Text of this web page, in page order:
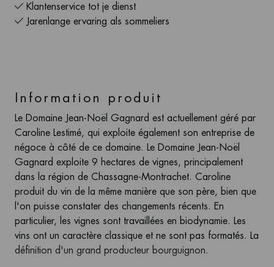
Klantenservice tot je dienst
Jarenlange ervaring als sommeliers
Information produit
Le Domaine Jean-Noël Gagnard est actuellement géré par
Caroline Lestimé, qui exploite également son entreprise de
négoce à côté de ce domaine. Le Domaine Jean-Noël
Gagnard exploite 9 hectares de vignes, principalement
dans la région de Chassagne-Montrachet. Caroline
produit du vin de la même manière que son père, bien que
l'on puisse constater des changements récents. En
particulier, les vignes sont travaillées en biodynamie. Les
vins ont un caractère classique et ne sont pas formatés. La
définition d'un grand producteur bourguignon.